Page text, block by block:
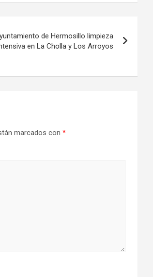
de Hermosillo limpieza
en La Cholla y Los Arroyos
marcados con *